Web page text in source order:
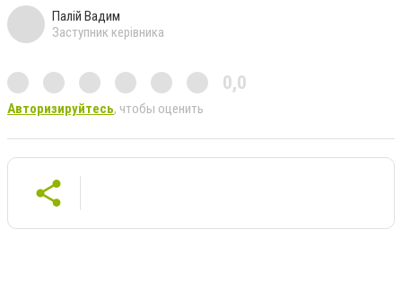
Палій Вадим
Заступник керівника
0,0
Авторизируйтесь, чтобы оценить